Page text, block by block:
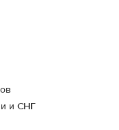
и СНГ